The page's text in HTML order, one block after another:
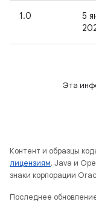
1.0
5
Эта
Контент и образцы
лицензиям. Java и
знаки корпорации
Последнее